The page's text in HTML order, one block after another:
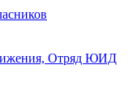
Отряд ЮИД